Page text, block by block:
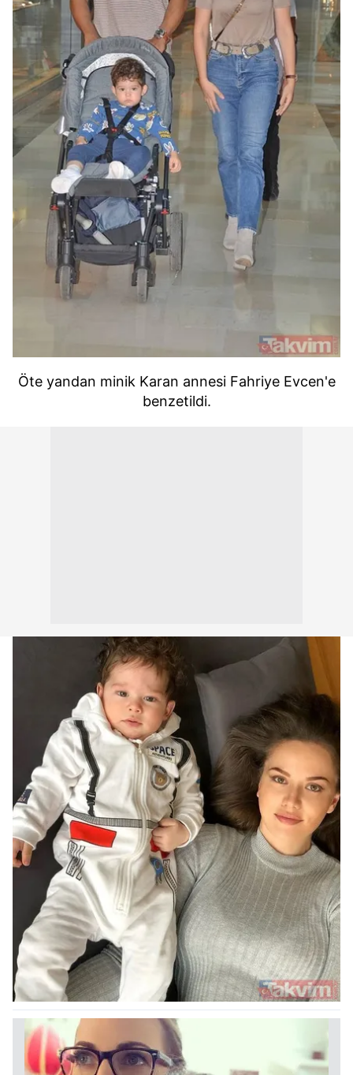
Öte yandan minik Karan annesi Fahriye Evcen'e
benzetildi.